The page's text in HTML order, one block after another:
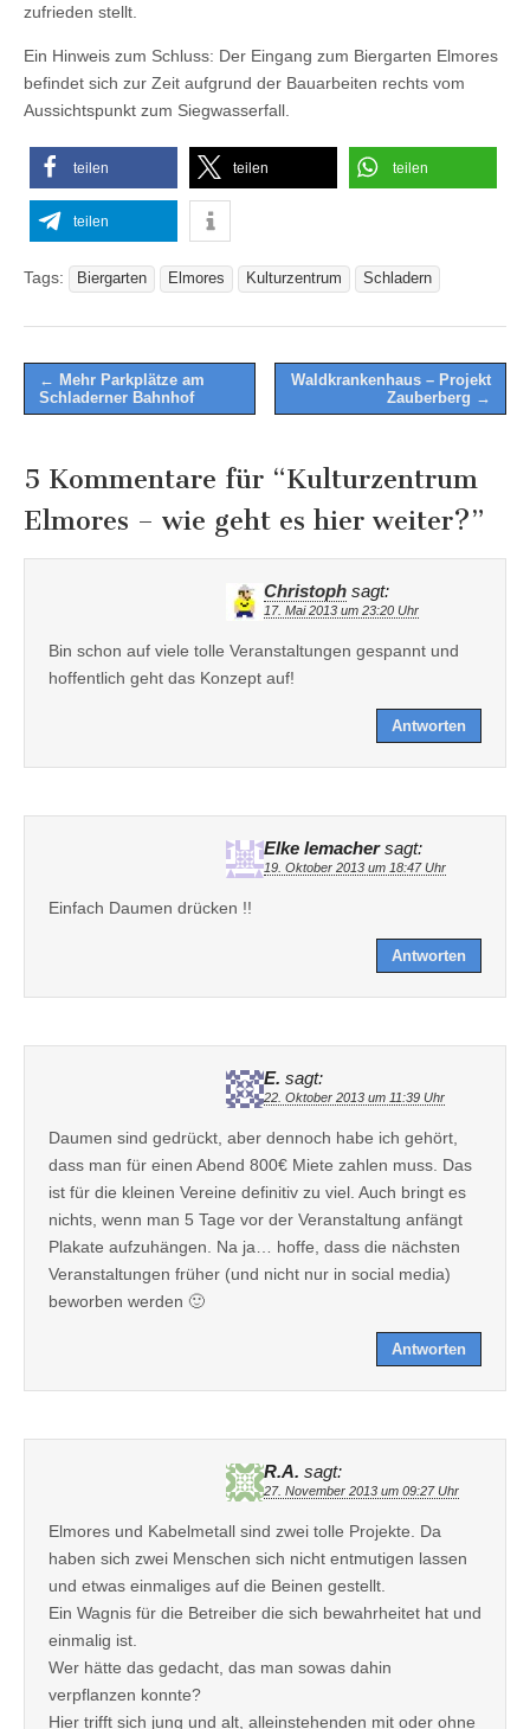
zufrieden stellt.
Ein Hinweis zum Schluss: Der Eingang zum Biergarten Elmores
befindet sich zur Zeit aufgrund der Bauarbeiten rechts vom
Aussichtspunkt zum Siegwasserfall.
teilen teilen teilen
teilen
Tags: Biergarten Elmores Kulturzentrum Schladern
Post
navigation
← Mehr Parkplätze am
Schladerner Bahnhof
Waldkrankenhaus – Projekt
Zauberberg →
5 Kommentare für “Kulturzentrum
Elmores – wie geht es hier weiter?”
Christoph sagt:
17. Mai 2013 um 23:20 Uhr
Bin schon auf viele tolle Veranstaltungen gespannt und
hoffentlich geht das Konzept auf!
Antworten
Elke lemacher sagt:
19. Oktober 2013 um 18:47 Uhr
Einfach Daumen drücken !!
Antworten
E. sagt:
22. Oktober 2013 um 11:39 Uhr
Daumen sind gedrückt, aber dennoch habe ich gehört,
dass man für einen Abend 800€ Miete zahlen muss. Das
ist für die kleinen Vereine definitiv zu viel. Auch bringt es
nichts, wenn man 5 Tage vor der Veranstaltung anfängt
Plakate aufzuhängen. Na ja… hoffe, dass die nächsten
Veranstaltungen früher (und nicht nur in social media)
beworben werden 🙂
Antworten
R.A. sagt:
27. November 2013 um 09:27 Uhr
Elmores und Kabelmetall sind zwei tolle Projekte. Da
haben sich zwei Menschen sich nicht entmutigen lassen
und etwas einmaliges auf die Beinen gestellt.
Ein Wagnis für die Betreiber die sich bewahrheitet hat und
einmalig ist.
Wer hätte das gedacht, das man sowas dahin
verpflanzen konnte?
Hier trifft sich jung und alt, alleinstehenden mit oder ohne